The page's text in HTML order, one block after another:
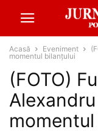
Acasă Eveniment
momentul bilanțului
(FOTO)
Alexandru